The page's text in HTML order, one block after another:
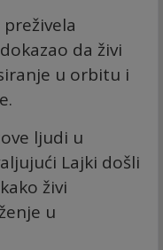
da živi
u orbitu i
ljudi u
Lajki došli
živi
u